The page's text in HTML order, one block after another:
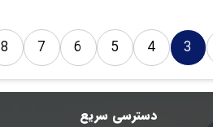
3
4
5
6
7
8
دسترسی سریع